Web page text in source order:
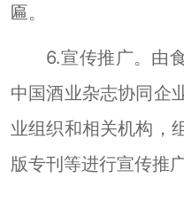
匾。
6.宣传推广。由
中国酒业杂志协同企
业组织和相关机构，
版专刊等进行宣传推广